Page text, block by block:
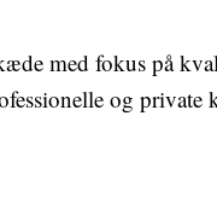
med fokus på
og private